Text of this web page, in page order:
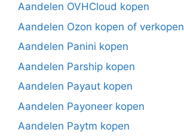
Aandelen OVHCloud kopen
Aandelen Ozon kopen of verkopen
Aandelen Panini kopen
Aandelen Parship kopen
Aandelen Payaut kopen
Aandelen Payoneer kopen
Aandelen Paytm kopen